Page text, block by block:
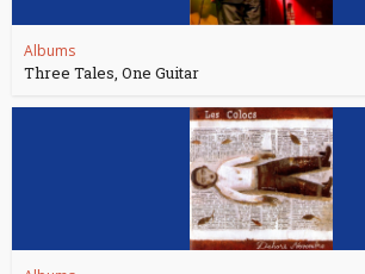
Albums
Three Tales, One Guitar